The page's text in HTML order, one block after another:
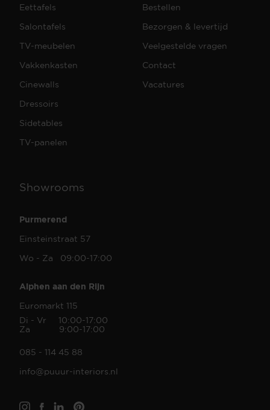
Eettafels
Salontafels
TV-meubelen
Vakkenkasten
Cinewalls
Dressoirs
Sidetables
TV-panelen
Bestellen
Bezorgen & levertijd
Veelgestelde vragen
Contact
Vacatures
Showrooms
Purmerend
Einsteinstraat 57
Wo - Za 09:00-17:00
Alphen aan den Rijn
Euromarkt 115
Di - Vr 10:00-17:00
Za 9:00-17:00
085 - 114 45 88
info@puuur-interiors.nl